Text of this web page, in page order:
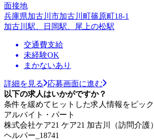
面接地
兵庫県加古川市加古川町篠原町18-1
加古川駅、日岡駅、尾上の松駅
交通費支給
未経験OK
まかないあり
詳細を見る
応募画面に進む
以下の求人はいかがですか？
条件を緩めてヒットした求人情報をピッ
アルバイト・パート
株式会社ケア21 ケア21 加古川（訪問介護
ヘルパー_18741